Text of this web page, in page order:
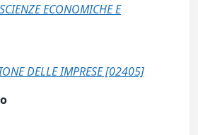
ECONOMICHE E
DELLE IMPRESE [02405]